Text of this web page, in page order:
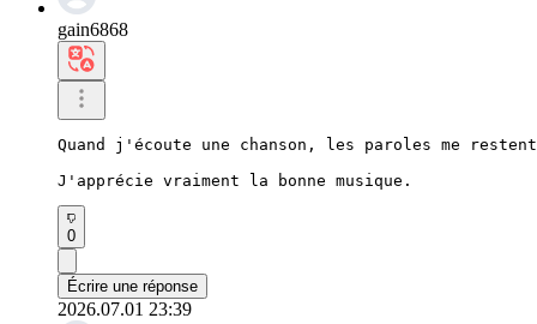
gain6868
Quand j'écoute une chanson, les paroles me
J'apprécie vraiment la bonne musique.
0
Écrire une réponse
2026.07.01 23:39